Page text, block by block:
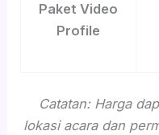
Paket Video
Profile
Catatan: Harga
lokasi acara dan